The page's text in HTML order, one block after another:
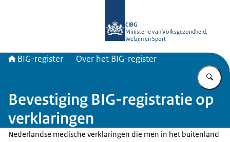
CIBG
Ministerie van Volksgezondheid,
Welzijn en Sport
BIG-register Over het BIG-register
Bevestiging BIG-registratie op
verklaringen
Nederlandse medische verklaringen die men in het buitenland